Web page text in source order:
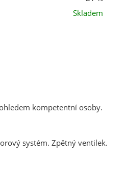
Skladem
kompetentní osoby.
systém. Zpětný ventilek.